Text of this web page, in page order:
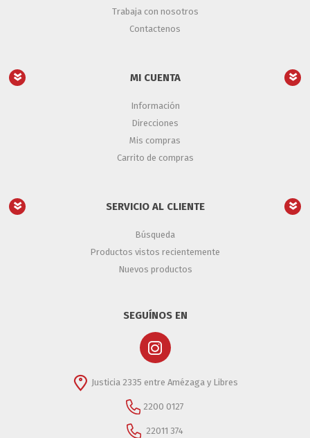
Trabaja con nosotros
Contactenos
MI CUENTA
Información
Direcciones
Mis compras
Carrito de compras
SERVICIO AL CLIENTE
Búsqueda
Productos vistos recientemente
Nuevos productos
SEGUÍNOS EN
Justicia 2335 entre Amézaga y Libres
2200 0127
22011 374